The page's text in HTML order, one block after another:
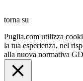
torna su
Puglia.com utilizza
la tua esperienza, nel
alla nuova normativa